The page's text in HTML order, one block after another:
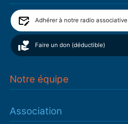
Adhérer à notre radio associative
Faire un don (déductible)
Notre équipe
Association